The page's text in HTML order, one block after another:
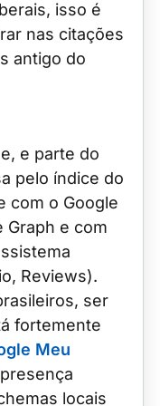
isso é
nas citações
antigo do
e parte do
pelo índice do
com o Google
Graph e com
Reviews).
ser
fortemente
Meu
locais